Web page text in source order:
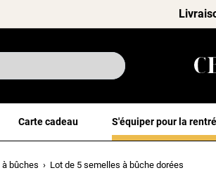
Carte cadeau S'équiper pour la
bûches Lot de 5 semelles à bûche dorées